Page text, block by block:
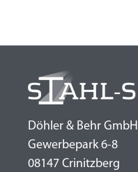
Döhler & Behr GmbH
Gewerbepark 6-8
08147 Crinitzberg